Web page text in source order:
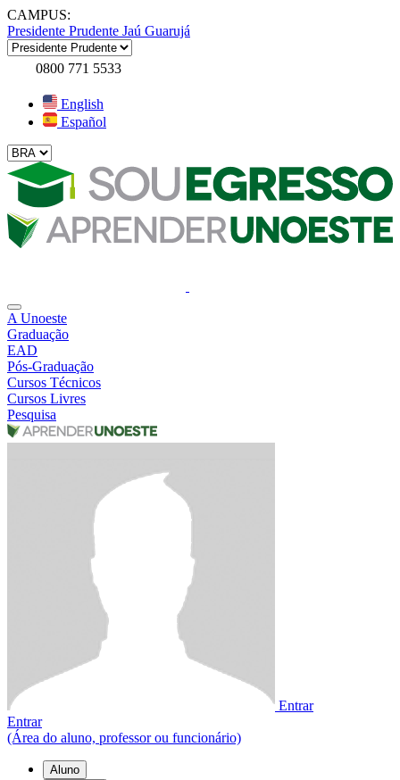
CAMPUS:
Presidente Prudente Jaú Guarujá
0800 771 5533
English
Español
A Unoeste
Graduação
EAD
Pós-Graduação
Cursos Técnicos
Cursos Livres
Pesquisa
Entrar
Entrar
(Área do aluno, professor ou funcionário)
Aluno